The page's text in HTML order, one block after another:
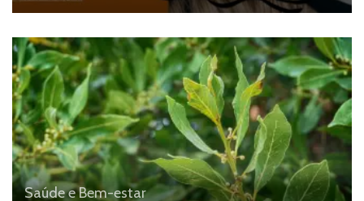
Saúde e Bem-estar